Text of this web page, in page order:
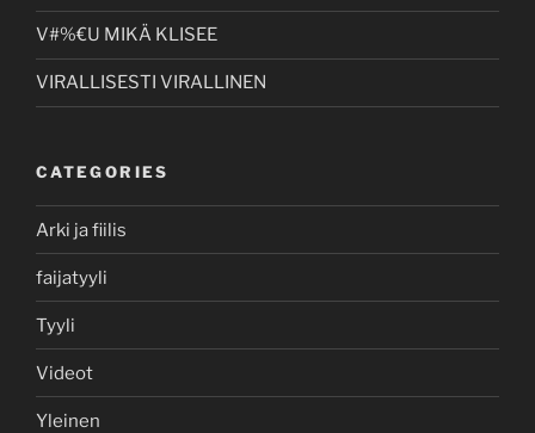
V#%€U MIKÄ KLISEE
VIRALLISESTI VIRALLINEN
CATEGORIES
Arki ja fiilis
faijatyyli
Tyyli
Videot
Yleinen